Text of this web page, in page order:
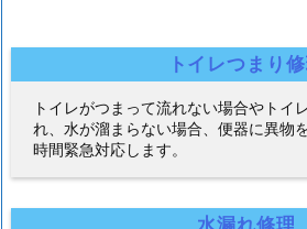
トイレつまり
トイレがつまって流れない場合やトイ
れ、水が溜まらない場合、便器に異物
時間緊急対応します。
水漏れ修理